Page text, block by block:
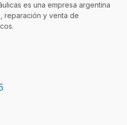
es una empresa argentina
reparación y venta de